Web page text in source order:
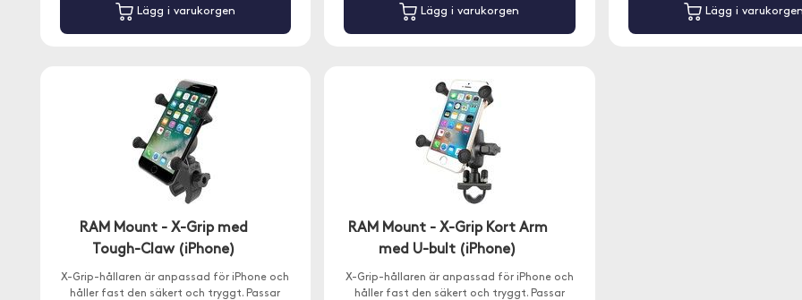
Lägg i varukorgen Lägg i varukorgen Lägg i
RAM Mount - X-Grip med
Tough-Claw (iPhone)
X-Grip-hållaren är anpassad för iPhone och
håller fast den säkert och tryggt. Passar
RAM Mount - X-Grip Kort Arm
med U-bult (iPhone)
X-Grip-hållaren är anpassad för iPhone och
håller fast den säkert och tryggt. Passar